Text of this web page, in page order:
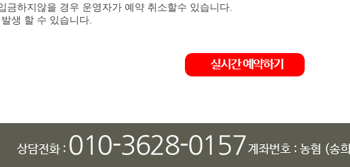
금하지않을 경우 운영자가 예약 취소할수 있습니다.
생 할 수 있습니다.